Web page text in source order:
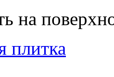
на
плитка